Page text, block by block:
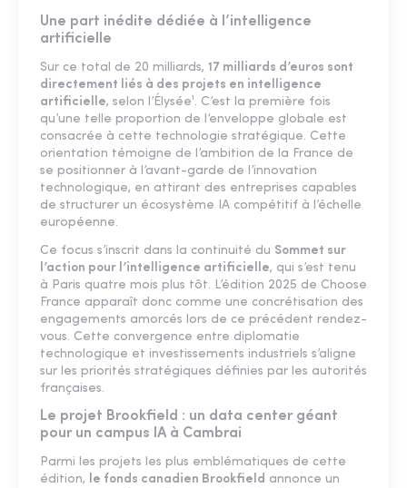
Une part inédite dédiée à l’intelligence
artificielle
Sur ce total de 20 milliards, 17 milliards d’euros sont
directement liés à des projets en intelligence
artificielle, selon l’Élysée¹. C’est la première fois
qu’une telle proportion de l’enveloppe globale est
consacrée à cette technologie stratégique. Cette
orientation témoigne de l’ambition de la France de
se positionner à l’avant-garde de l’innovation
technologique, en attirant des entreprises capables
de structurer un écosystème IA compétitif à l’échelle
européenne.
Ce focus s’inscrit dans la continuité du Sommet sur
l’action pour l’intelligence artificielle, qui s’est tenu
à Paris quatre mois plus tôt. L’édition 2025 de Choose
France apparaît donc comme une concrétisation des
engagements amorcés lors de ce précédent rendez-
vous. Cette convergence entre diplomatie
technologique et investissements industriels s’aligne
sur les priorités stratégiques définies par les autorités
françaises.
Le projet Brookfield : un data center géant
pour un campus IA à Cambrai
Parmi les projets les plus emblématiques de cette
édition, le fonds canadien Brookfield annonce un